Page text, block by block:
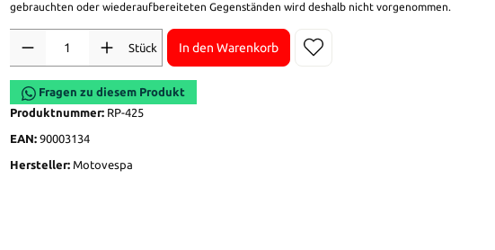
gebrauchten oder wiederaufbereiteten Gegenständen wird deshalb nicht vorgenommen.
Stück
In den Warenkorb
Fragen zu diesem Produkt
Produktnummer: RP-425
EAN: 90003134
Hersteller: Motovespa